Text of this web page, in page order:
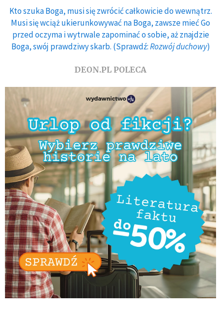
Kto szuka Boga, musi się zwrócić całkowicie do wewnątrz.
Musi się wciąż ukierunkowywać na Boga, zawsze mieć Go
przed oczyma i wytrwale zapominać o sobie, aż znajdzie
Boga, swój prawdziwy skarb. (Sprawdź:Rozwój duchowy)
DEON.PL POLECA